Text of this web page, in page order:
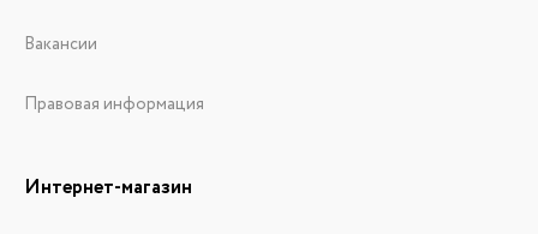
Вакансии
Правовая информация
Интернет-магазин